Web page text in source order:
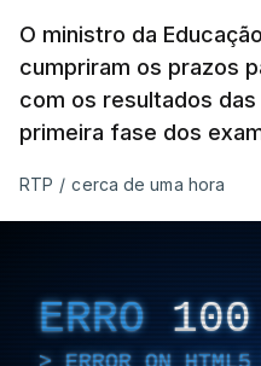
O ministro da
cumpriram os prazos
com os resultados
primeira fase dos
RTP / cerca de uma hora
ERRO 100